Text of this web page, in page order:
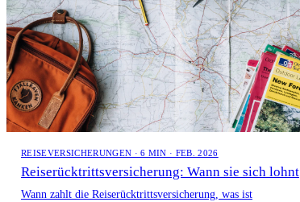
REISEVERSICHERUNGEN · 6 MIN · FEB. 2026
Reiserücktrittsversicherung: Wann sie sich lohnt
Wann zahlt die Reiserücktrittsversicherung, was ist